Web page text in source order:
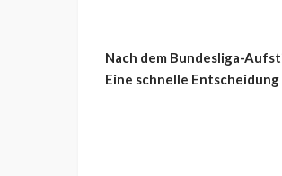
Nach dem Bundesliga-
Eine schnelle